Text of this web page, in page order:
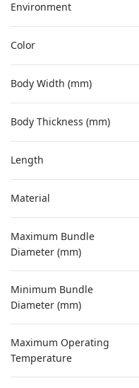
Environment
Color
Body Width (mm)
Body Thickness (mm)
Length
Material
Maximum Bundle
Diameter (mm)
Minimum Bundle
Diameter (mm)
Maximum Operating
Temperature